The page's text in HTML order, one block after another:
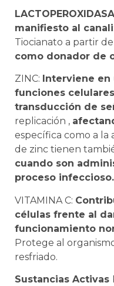
manifiesto al
Tiocianato a partir
como donador de
ZINC: Interviene en
funciones
transducción de
replicación ,
específica como a la
de zinc tienen
cuando son
proceso infeccioso.
VITAMINA C:
células frente al
funcionamiento
Protege al
resfriado.
Sustancias Activas